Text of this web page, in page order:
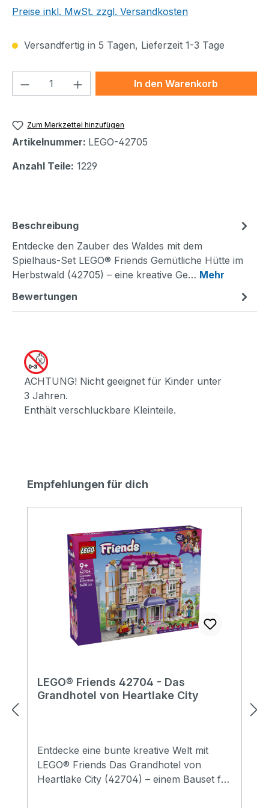
Preise inkl. MwSt. zzgl. Versandkosten
Versandfertig in 5 Tagen, Lieferzeit 1-3 Tage
Produkt Anzahl: Gib denIn den Warenkorb
Zum Merkzettel hinzufügen
Artikelnummer: LEGO-42705
Anzahl Teile: 1229
Beschreibung
Entdecke den Zauber des Waldes mit dem
Spielhaus-Set LEGO® Friends Gemütliche Hütte im
Herbstwald (42705) – eine kreative Ge… Mehr
Bewertungen
ACHTUNG! Nicht geeignet für Kinder unter
3 Jahren.
Enthält verschluckbare Kleinteile.
Produktgalerie überspringen
Empfehlungen für dich
LEGO® Friends 42704 - Das
Grandhotel von Heartlake City
Entdecke eine bunte kreative Welt mit
LEGO® Friends Das Grandhotel von
Heartlake City (42704) – einem Bauset für